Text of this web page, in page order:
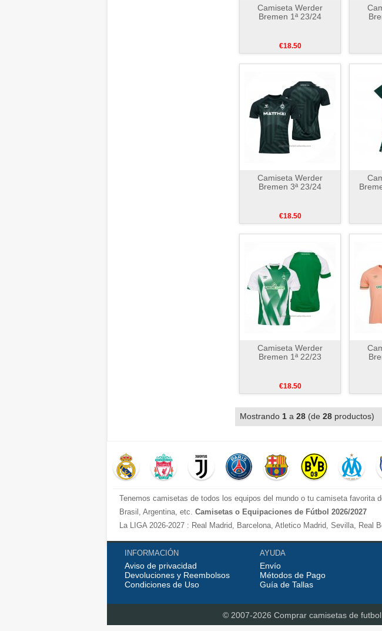
Camiseta Werder
Bremen 1ª 23/24
€18.50
Camiseta Werder
Bremen 3ª 23/24
€18.50
Camiseta Werder
Bremen 1ª 22/23
€18.50
Mostrando 1 a 28 (de 28 productos)
Tenemos camisetas de todos los equipos del mundo o tu camiseta favorita
Brasil, Argentina, etc. Camisetas o Equipaciones de Fútbol 2026/2027
La LIGA 2026-2027 : Real Madrid, Barcelona, Atletico Madrid, Sevilla,
Cadiz, etc.
La Premier League 2026-2027 : Chelsea , Manchester City, Manchester
Serie A 2026-2027 : Juventus, AC Milan, Napoli, Roma, Inter Milan,
Bundesliga 2026-2027 : Bayern Munich, Borussia Dortmund, etc.
Disfruta personalizando tus
o las
al por mayor y menor de la
INFORMACIÓN
Aviso de privacidad
Devoluciones y Reembolsos
Condiciones de Uso
AYUDA
Envío
Métodos de Pago
Guía de Tallas
© 2007-2026 Comprar camisetas de